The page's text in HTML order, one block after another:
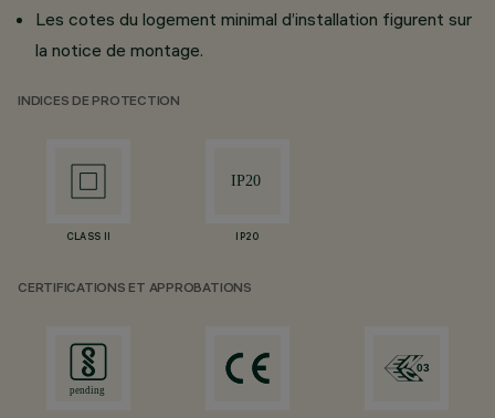
Les cotes du logement minimal d’installation figurent sur
la notice de montage.
INDICES DE PROTECTION
CLASS II IP20
CERTIFICATIONS ET APPROBATIONS